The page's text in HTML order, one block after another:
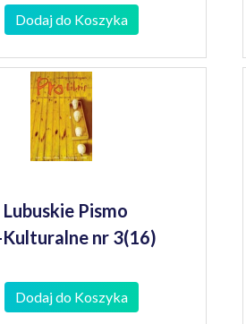
Dodaj do Koszyka
Pismo
nr 3(16)
Dodaj do Koszyka